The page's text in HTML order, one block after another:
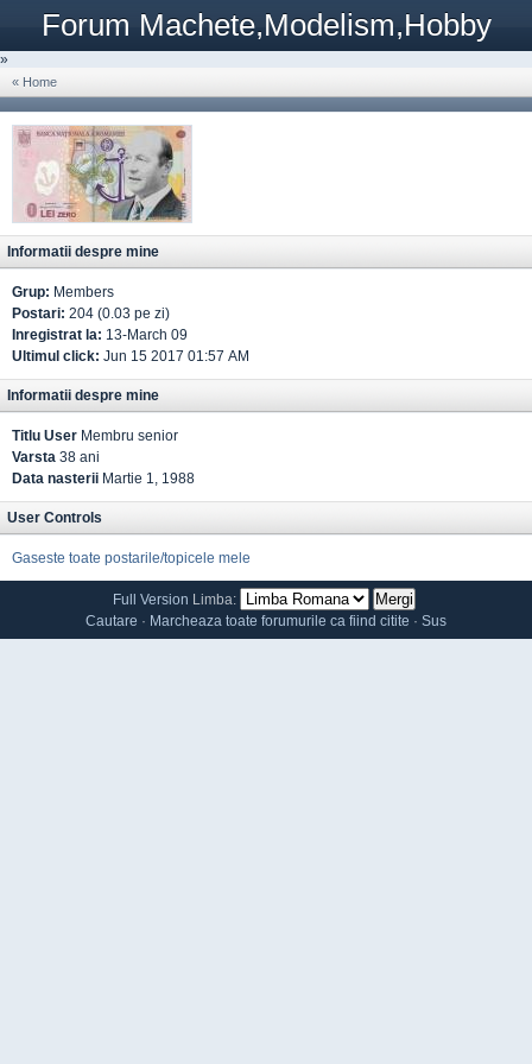
Forum Machete,Modelism,Hobby
»
« Home
Informatii despre mine
Grup: Members
Postari: 204 (0.03 pe zi)
Inregistrat la: 13-March 09
Ultimul click: Jun 15 2017 01:57 AM
Informatii despre mine
Titlu User Membru senior
Varsta 38 ani
Data nasterii Martie 1, 1988
User Controls
Gaseste toate postarile/topicele mele
Full Version Limba:
Cautare · Marcheaza toate forumurile ca fiind citite · Sus